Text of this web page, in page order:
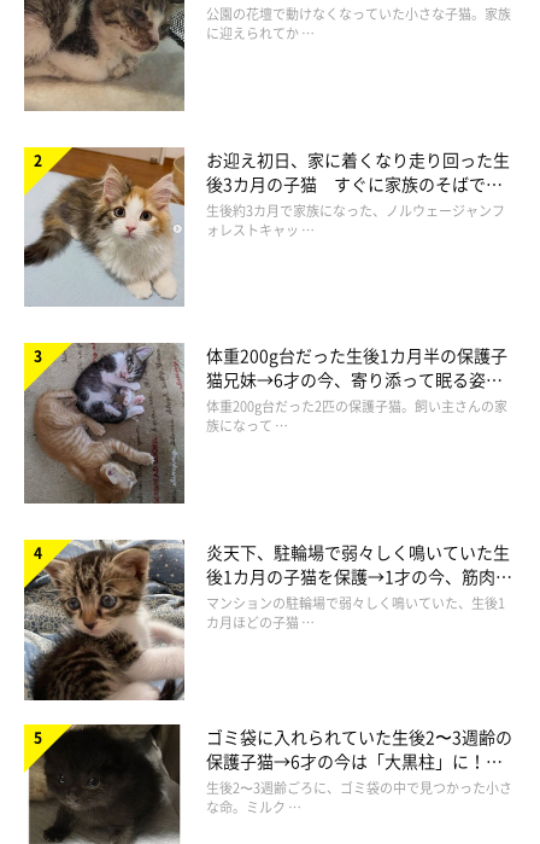
生後10カ月になっためろんくんの様子は？
と“姉妹”のような関係に
公園の花壇で動けなくなっていた小さな子猫。家族
に迎えられてか …
お迎え初日、家に着くなり走り回った生
後3カ月の子猫 すぐに家族のそばで落
ち着く姿に「迎えてよかった」
生後約3カ月で家族になった、ノルウェージャンフ
ォレストキャッ …
体重200g台だった生後1カ月半の保護子
猫兄妹→6才の今、寄り添って眠る姿に
ほっこり！
体重200g台だった2匹の保護子猫。飼い主さんの家
族になって …
炎天下、駐輪場で弱々しく鳴いていた生
後1カ月の子猫を保護→1才の今、筋肉質
でツンデレなコに成長
マンションの駐輪場で弱々しく鳴いていた、生後1
カ月ほどの子猫 …
ゴミ袋に入れられていた生後2〜3週齢の
保護子猫→6才の今は「大黒柱」に！
美しい黒猫に成長した姿にグッとくる
生後2〜3週齢ごろに、ゴミ袋の中で見つかった小さ
な命。ミルク …